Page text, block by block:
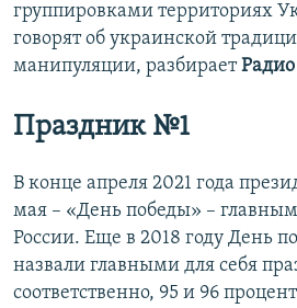
группировками территориях
говорят об украинской
манипуляции, разбирает
Праздник №1
В конце апреля 2021 года
мая – «День победы» –
России. Еще в 2018 году День
назвали главными для себя
соответственно, 95 и 96